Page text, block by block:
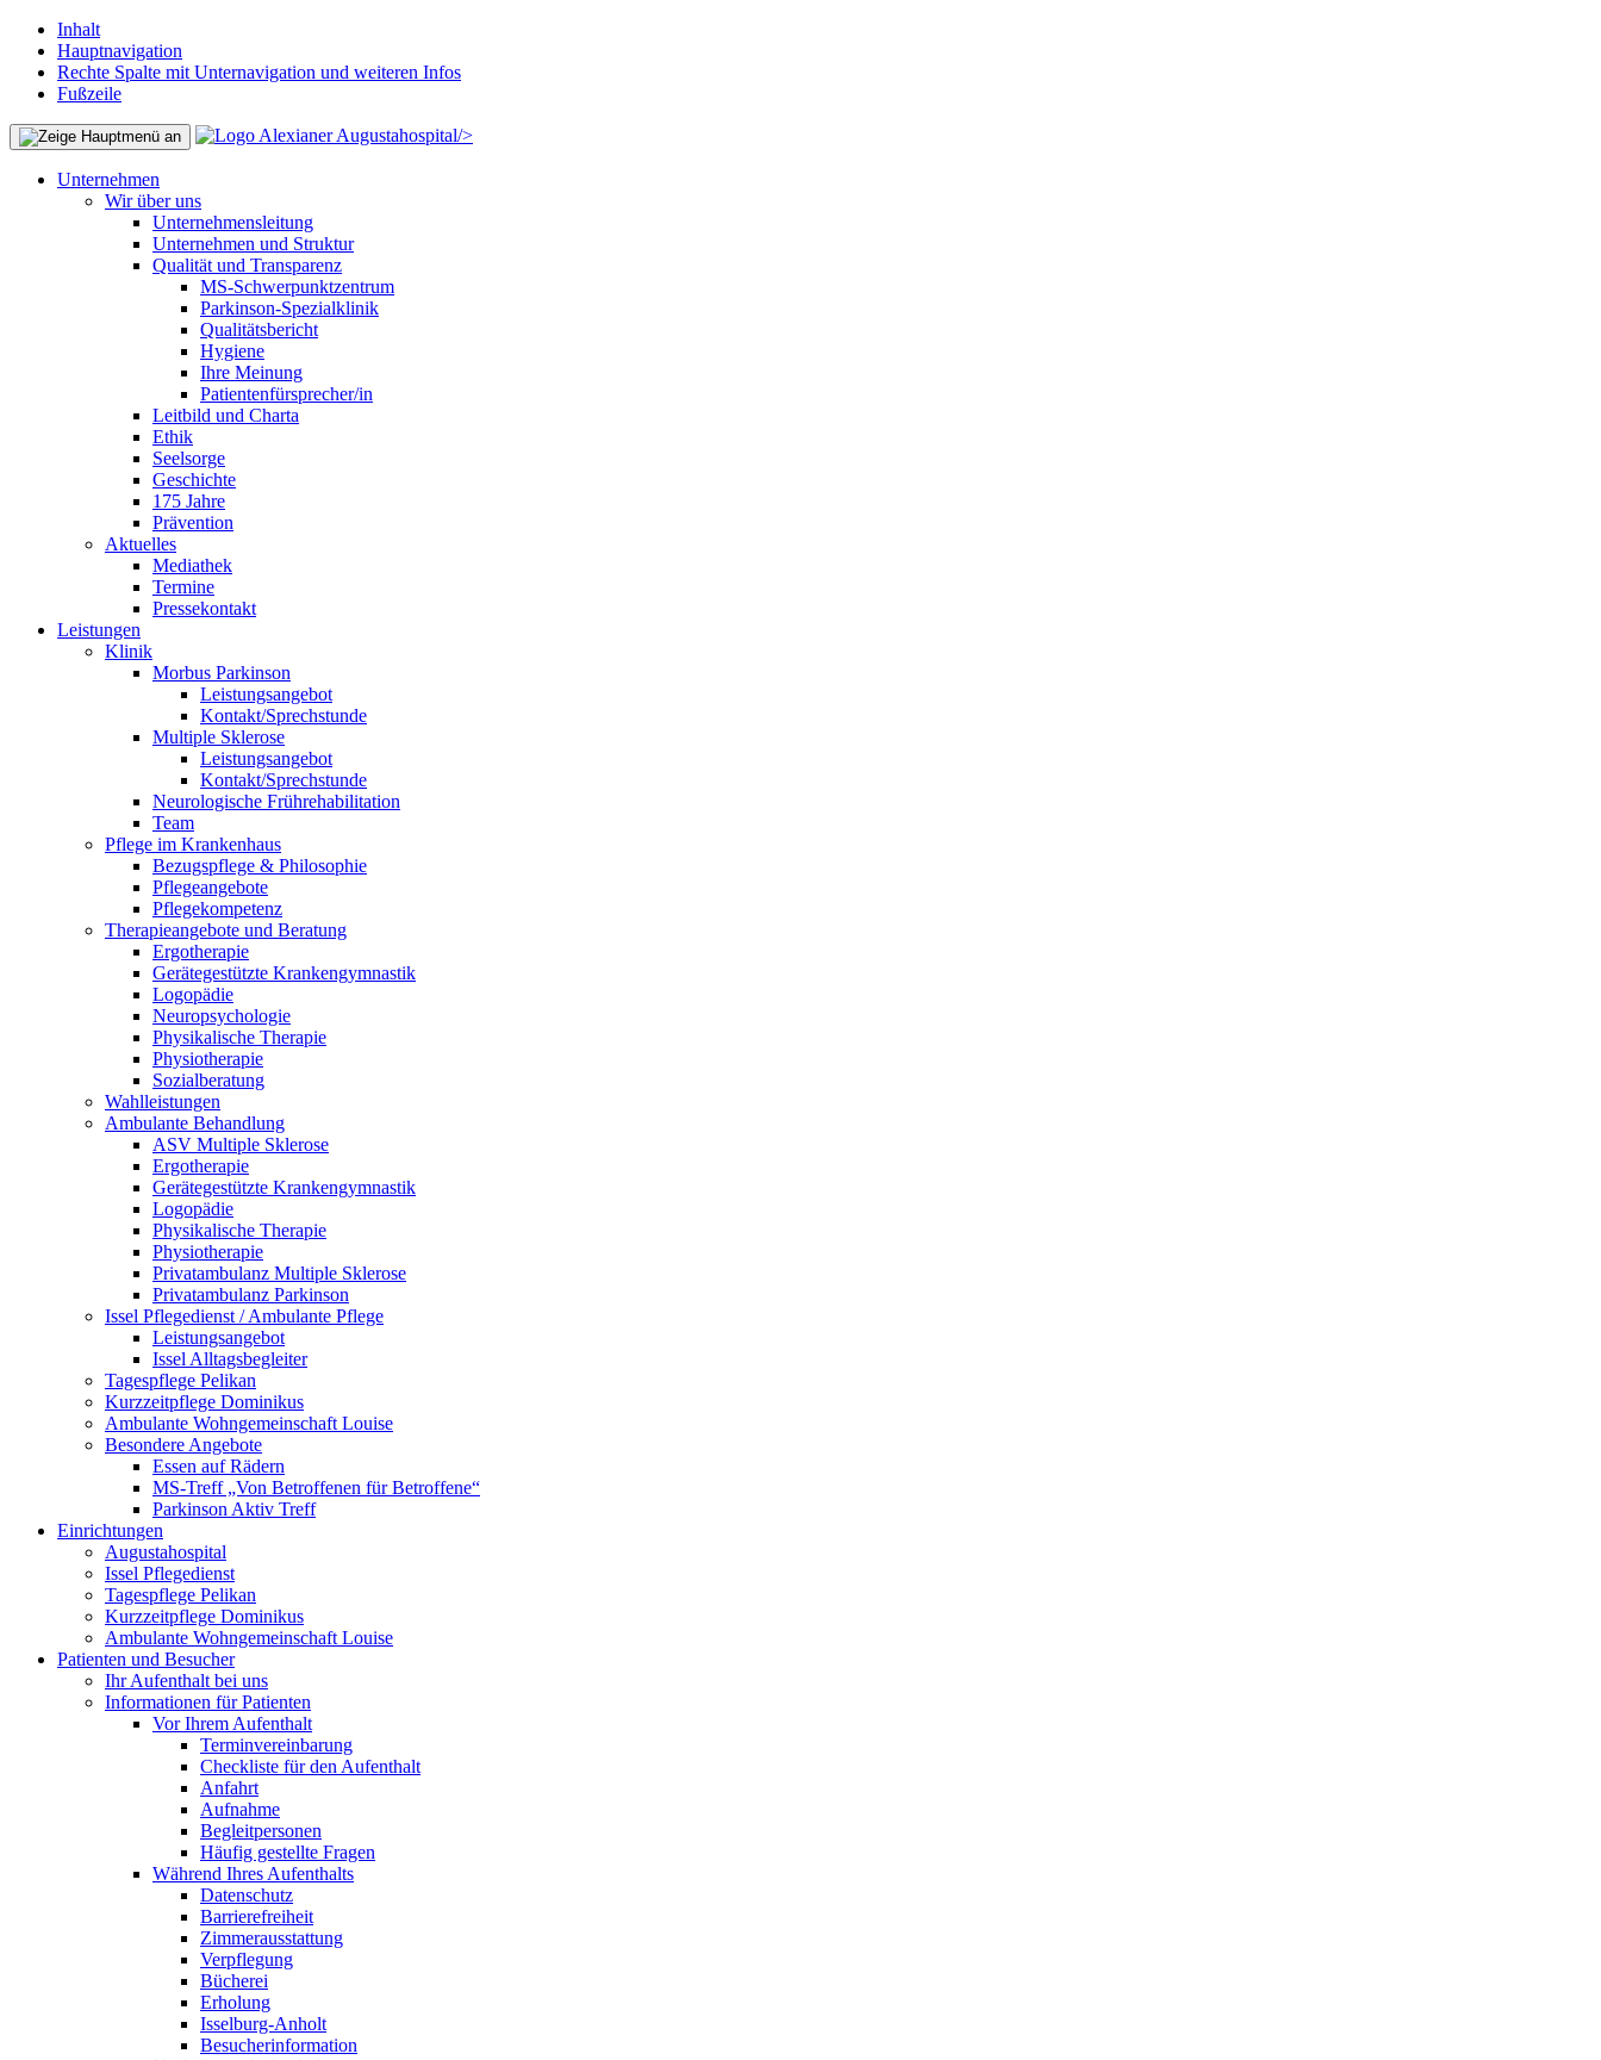
Inhalt
Hauptnavigation
Rechte Spalte mit Unternavigation und weiteren Infos
Fußzeile
/>
Unternehmen
Wir über uns
Unternehmensleitung
Unternehmen und Struktur
Qualität und Transparenz
MS-Schwerpunktzentrum
Parkinson-Spezialklinik
Qualitätsbericht
Hygiene
Ihre Meinung
Patientenfürsprecher/in
Leitbild und Charta
Ethik
Seelsorge
Geschichte
175 Jahre
Prävention
Aktuelles
Mediathek
Termine
Pressekontakt
Leistungen
Klinik
Morbus Parkinson
Leistungsangebot
Kontakt/Sprechstunde
Multiple Sklerose
Leistungsangebot
Kontakt/Sprechstunde
Neurologische Frührehabilitation
Team
Pflege im Krankenhaus
Bezugspflege & Philosophie
Pflegeangebote
Pflegekompetenz
Therapieangebote und Beratung
Ergotherapie
Gerätegestützte Krankengymnastik
Logopädie
Neuropsychologie
Physikalische Therapie
Physiotherapie
Sozialberatung
Wahlleistungen
Ambulante Behandlung
ASV Multiple Sklerose
Ergotherapie
Gerätegestützte Krankengymnastik
Logopädie
Physikalische Therapie
Physiotherapie
Privatambulanz Multiple Sklerose
Privatambulanz Parkinson
Issel Pflegedienst / Ambulante Pflege
Leistungsangebot
Issel Alltagsbegleiter
Tagespflege Pelikan
Kurzzeitpflege Dominikus
Ambulante Wohngemeinschaft Louise
Besondere Angebote
Essen auf Rädern
MS-Treff „Von Betroffenen für Betroffene“
Parkinson Aktiv Treff
Einrichtungen
Augustahospital
Issel Pflegedienst
Tagespflege Pelikan
Kurzzeitpflege Dominikus
Ambulante Wohngemeinschaft Louise
Patienten und Besucher
Ihr Aufenthalt bei uns
Informationen für Patienten
Vor Ihrem Aufenthalt
Terminvereinbarung
Checkliste für den Aufenthalt
Anfahrt
Aufnahme
Begleitpersonen
Häufig gestellte Fragen
Während Ihres Aufenthalts
Datenschutz
Barrierefreiheit
Zimmerausstattung
Verpflegung
Bücherei
Erholung
Isselburg-Anholt
Besucherinformation